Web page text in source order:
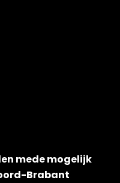
mede mogelijk
Brabant